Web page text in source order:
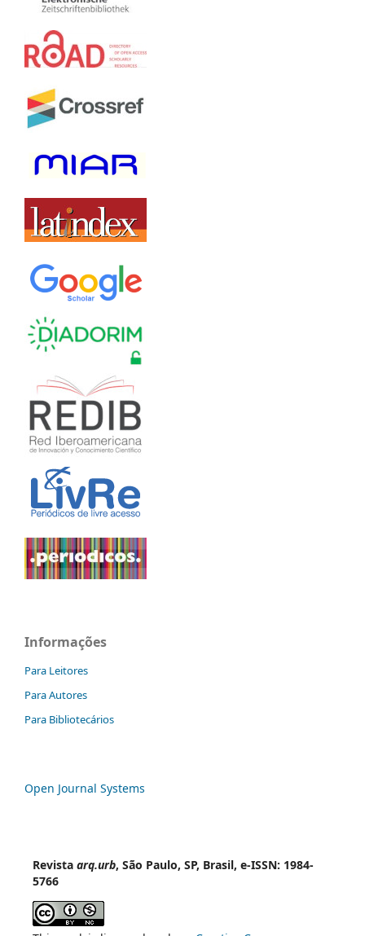
Informações
Para Leitores
Para Autores
Para Bibliotecários
Open Journal Systems
Revista arq.urb, São Paulo, SP, Brasil, e-ISSN: 1984-
5766